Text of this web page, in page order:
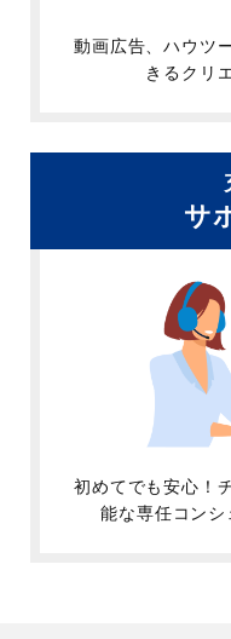
動画広告、ハウツ
きるクリ
サ
初めてでも安心！
能な専任コンシ